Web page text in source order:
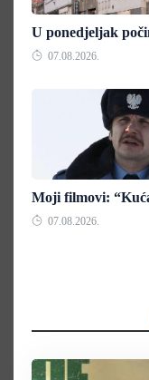
U ponedjeljak
07.08.2026.
Moji filmovi:
07.08.2026.